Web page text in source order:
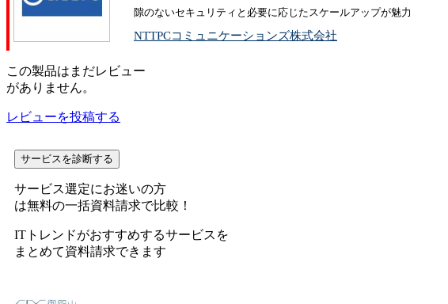
隙のないセキュリティと必要に応じたスケールアップが魅力
NTTPCコミュニケーションズ株式会社
この製品はまだレビュー
がありません。
レビューを投稿する
サービスを診断する
サービス選定にお迷いの方
は無料の一括資料請求で比較！
ITトレンドがおすすめするサービスを
まとめて資料請求できます